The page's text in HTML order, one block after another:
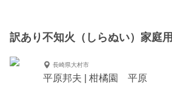
訳あり不知火（しらぬい）家庭用
長崎県大村市
平原邦夫 | 柑橘園 平原